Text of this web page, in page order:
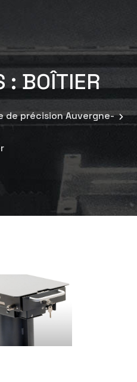
:BOÎTIER
de précision Auvergne-